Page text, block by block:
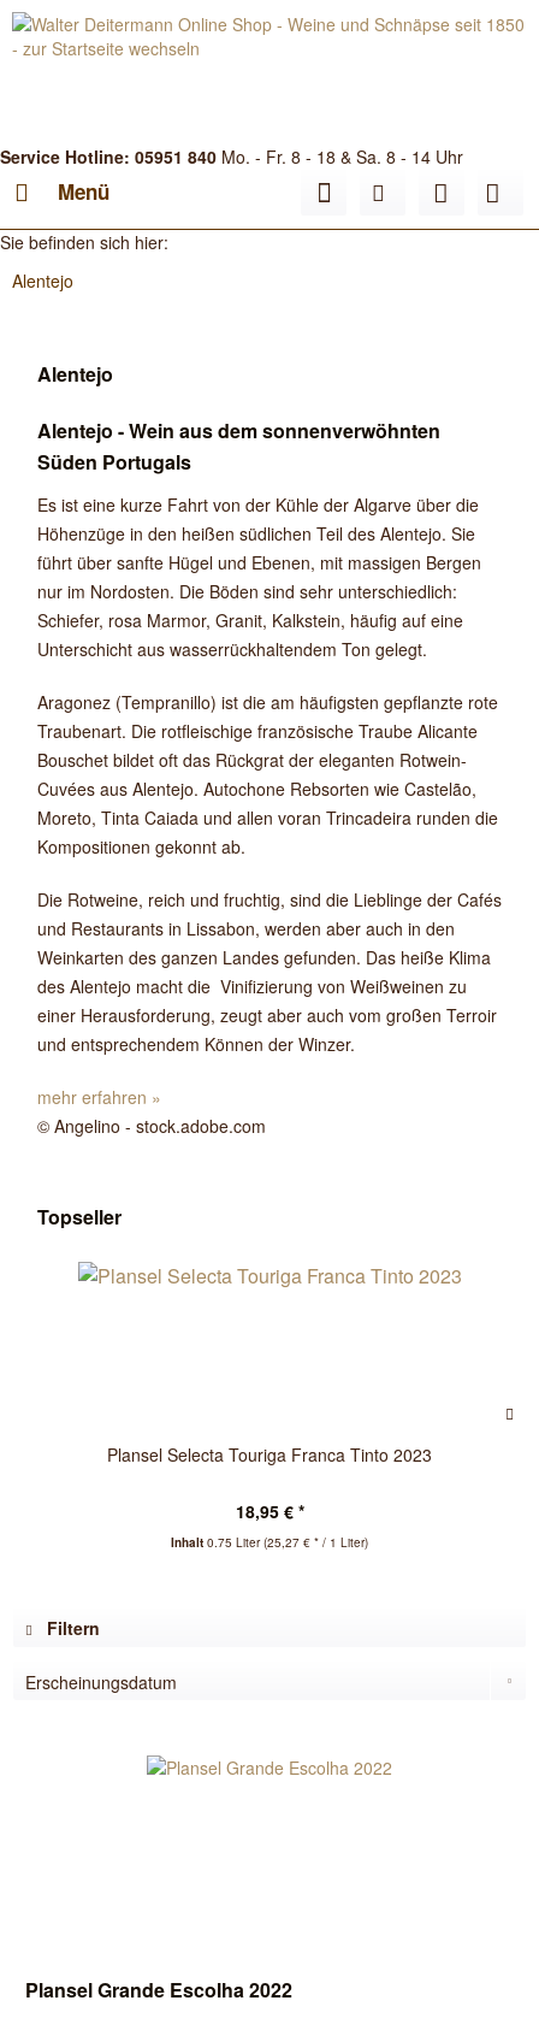
Service Hotline: 05951 840 Mo. - Fr. 8 - 18 & Sa. 8 - 14 Uhr
Menü
Sie befinden sich hier:
Alentejo
Alentejo
Alentejo - Wein aus dem sonnenverwöhnten
Süden Portugals
Es ist eine kurze Fahrt von der Kühle der Algarve über die
Höhenzüge in den heißen südlichen Teil des Alentejo. Sie
führt über sanfte Hügel und Ebenen, mit massigen Bergen
nur im Nordosten. Die Böden sind sehr unterschiedlich:
Schiefer, rosa Marmor, Granit, Kalkstein, häufig auf eine
Unterschicht aus wasserrückhaltendem Ton gelegt.
Aragonez (Tempranillo) ist die am häufigsten gepflanzte rote
Traubenart. Die rotfleischige französische Traube Alicante
Bouschet bildet oft das Rückgrat der eleganten Rotwein-
Cuvées aus Alentejo. Autochone Rebsorten wie Castelão,
Moreto, Tinta Caiada und allen voran Trincadeira runden die
Kompositionen gekonnt ab.
Die Rotweine, reich und fruchtig, sind die Lieblinge der Cafés
und Restaurants in Lissabon, werden aber auch in den
Weinkarten des ganzen Landes gefunden. Das heiße Klima
des Alentejo macht die Vinifizierung von Weißweinen zu
einer Herausforderung, zeugt aber auch vom großen Terroir
und entsprechendem Können der Winzer.
mehr erfahren »
© Angelino - stock.adobe.com
Topseller
Plansel Selecta Touriga Franca Tinto 2023
18,95 € *
Inhalt 0.75 Liter(25,27 € * / 1 Liter)
Filtern
Plansel Grande Escolha 2022